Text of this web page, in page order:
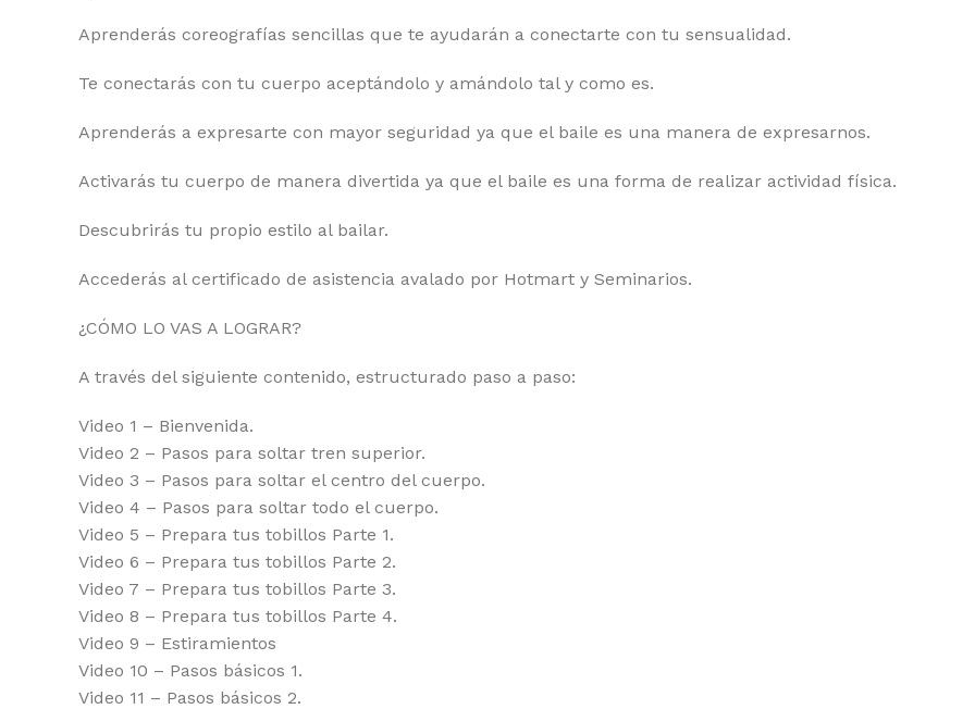
Aprenderás coreografías sencillas que te ayudarán a conectarte con tu sensualidad.
Te conectarás con tu cuerpo aceptándolo y amándolo tal y como es.
Aprenderás a expresarte con mayor seguridad ya que el baile es una manera de expresarnos.
Activarás tu cuerpo de manera divertida ya que el baile es una forma de realizar actividad física.
Descubrirás tu propio estilo al bailar.
Accederás al certificado de asistencia avalado por Hotmart y Seminarios.
¿CÓMO LO VAS A LOGRAR?
A través del siguiente contenido, estructurado paso a paso:
Video 1 – Bienvenida.
Video 2 – Pasos para soltar tren superior.
Video 3 – Pasos para soltar el centro del cuerpo.
Video 4 – Pasos para soltar todo el cuerpo.
Video 5 – Prepara tus tobillos Parte 1.
Video 6 – Prepara tus tobillos Parte 2.
Video 7 – Prepara tus tobillos Parte 3.
Video 8 – Prepara tus tobillos Parte 4.
Video 9 – Estiramientos
Video 10 – Pasos básicos 1.
Video 11 – Pasos básicos 2.